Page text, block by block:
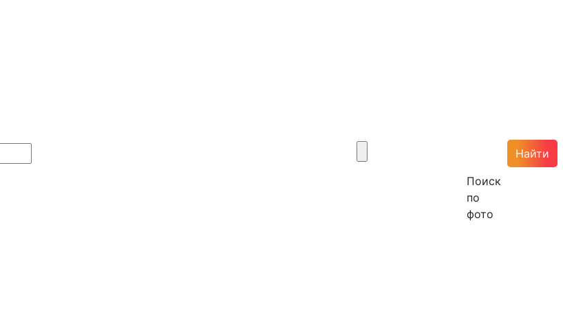
Поиск
по
фото
Найти